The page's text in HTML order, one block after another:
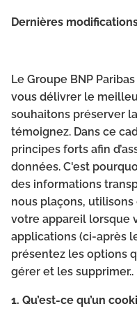
Dernières
Le Groupe BNP
vous délivrer le
souhaitons préserver
témoignez. Dans ce
principes forts afin
données. C'est
des informations
nous plaçons,
votre appareil lorsque
applications (ci-après
présentez les options
gérer et les supprimer..
1. Qu’est-ce qu’un